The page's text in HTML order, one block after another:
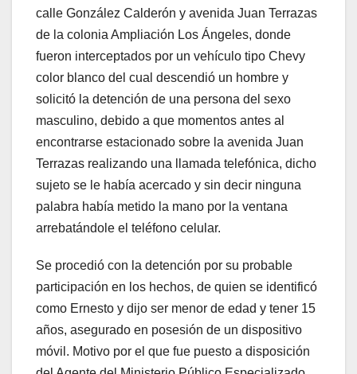
calle González Calderón y avenida Juan Terrazas
de la colonia Ampliación Los Ángeles, donde
fueron interceptados por un vehículo tipo Chevy
color blanco del cual descendió un hombre y
solicitó la detención de una persona del sexo
masculino, debido a que momentos antes al
encontrarse estacionado sobre la avenida Juan
Terrazas realizando una llamada telefónica, dicho
sujeto se le había acercado y sin decir ninguna
palabra había metido la mano por la ventana
arrebatándole el teléfono celular.
Se procedió con la detención por su probable
participación en los hechos, de quien se identificó
como Ernesto y dijo ser menor de edad y tener 15
años, asegurado en posesión de un dispositivo
móvil. Motivo por el que fue puesto a disposición